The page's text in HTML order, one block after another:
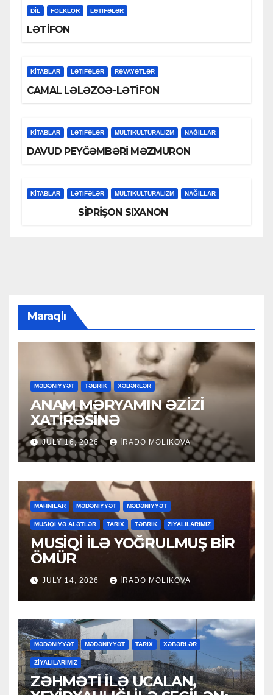
DİL FOLKLOR LƏTIFƏLƏR
LƏTİFON
KİTABLAR LƏTIFƏLƏR RƏVAYƏTLƏR
CAMAL LƏLƏZOƏ-LƏTİFON
KİTABLAR LƏTIFƏLƏR MULTIKULTURALIZM NAĞILLAR
DAVUD PEYĞƏMBƏRİ MƏZMURON
KİTABLAR LƏTIFƏLƏR MULTIKULTURALIZM NAĞILLAR
SİPRİŞON SIXANON
Maraqlı
MƏDƏNİYYƏT TƏBRİK XƏBƏRLƏR
ANAM MƏRYAMIN ƏZİZİ
XATİRƏSİNƏ
JULY 16, 2026 İRADƏ MƏLIKOVA
MAHNILAR MƏDƏNİYYƏT MƏDƏNİYYƏT
MUSİQİ VƏ ALƏTLƏR TARİX TƏBRİK ZİYALILARIMIZ
MUSİQİ İLƏ YOĞRULMUŞ BİR
ÖMÜR
JULY 14, 2026 İRADƏ MƏLIKOVA
MƏDƏNİYYƏT MƏDƏNİYYƏT TARİX XƏBƏRLƏR
ZİYALILARIMIZ
ZƏHMƏTİ İLƏ UCALAN,